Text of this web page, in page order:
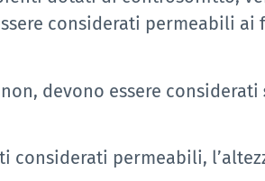
considerati permeabili
devono essere considerati
considerati permeabili,